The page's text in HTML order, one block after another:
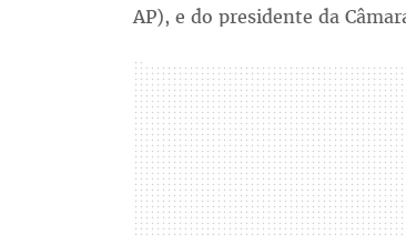
AP), e do presidente da